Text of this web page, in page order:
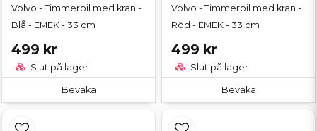
Volvo - Timmerbil med kran -
Blå - EMEK - 33 cm
499 kr
Slut på lager
Bevaka
Volvo - Timmerbil med kran -
Röd - EMEK - 33 cm
499 kr
Slut på lager
Bevaka